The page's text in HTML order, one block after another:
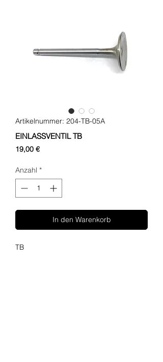
Artikelnummer: 204-TB-05A
EINLASSVENTIL TB
19,00 €Preis
Anzahl *
In den Warenkorb
TB